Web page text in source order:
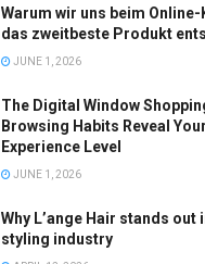
Warum wir uns beim
das zweitbeste Produkt
JUNE 1, 2026
The Digital Window
Browsing Habits Reveal
Experience Level
JUNE 1, 2026
Why L’ange Hair stands out
styling industry